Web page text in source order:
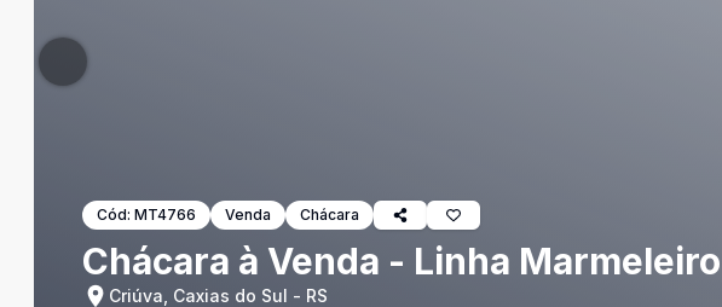
Cód: MT4766 Venda Chácara
Chácara à Venda - Linha
Criúva, Caxias do Sul - RS